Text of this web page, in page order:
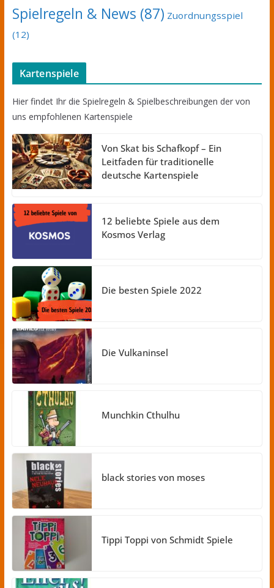
Spielregeln & News (87) Zuordnungsspiel
(12)
Kartenspiele
Hier findet Ihr die Spielregeln & Spielbeschreibungen der von
uns empfohlenen Kartenspiele
Von Skat bis Schafkopf – Ein
Leitfaden für traditionelle
deutsche Kartenspiele
12 beliebte Spiele aus dem
Kosmos Verlag
Die besten Spiele 2022
Die Vulkaninsel
Munchkin Cthulhu
black stories von moses
Tippi Toppi von Schmidt Spiele